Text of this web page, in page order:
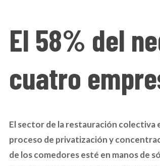
El 58% del
cuatro
El sector de la restauración colectiva
proceso de privatización y
de los comedores esté en manos de